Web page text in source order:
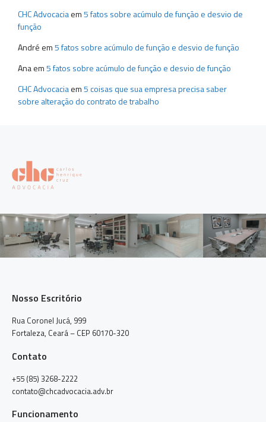
CHC Advocaciaem5 fatos sobre acúmulo de função e desvio de
função
André em5 fatos sobre acúmulo de função e desvio de função
Anaem5 fatos sobre acúmulo de função e desvio de função
CHC Advocaciaem5 coisas que sua empresa precisa saber
sobre alteração do contrato de trabalho
Nosso Escritório
Rua Coronel Jucá, 999
Fortaleza, Ceará – CEP 60170-320
Contato
+55 (85) 3268-2222
contato@chcadvocacia.adv.br
Funcionamento